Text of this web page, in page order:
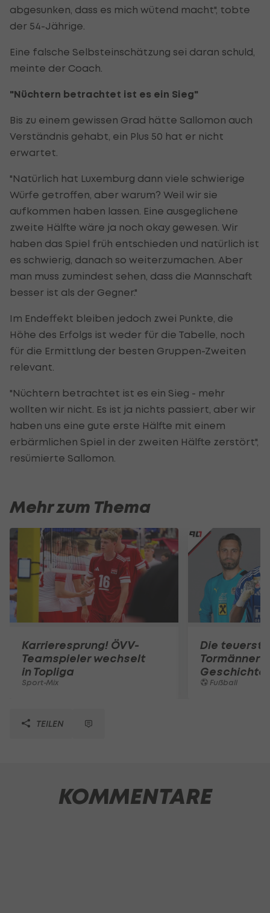
abgesunken, dass es mich wütend macht", tobte
der 54-Jährige.
Eine falsche Selbsteinschätzung sei daran schuld,
meinte der Coach.
"Nüchtern betrachtet ist es ein Sieg"
Bis zu einem gewissen Grad hätte Sallomon auch
Verständnis gehabt, ein Plus 50 hat er nicht
erwartet.
"Natürlich hat Luxemburg dann viele schwierige
Würfe getroffen, aber warum? Weil wir sie
aufkommen haben lassen. Eine ausgeglichene
zweite Hälfte wäre ja noch okay gewesen. Wir
haben das Spiel früh entschieden und natürlich ist
es schwierig, danach so weiterzumachen. Aber
man muss zumindest sehen, dass die Mannschaft
besser ist als der Gegner."
Im Endeffekt bleiben jedoch zwei Punkte, die
Höhe des Erfolgs ist weder für die Tabelle, noch
für die Ermittlung der besten Gruppen-Zweiten
relevant.
"Nüchtern betrachtet ist es ein Sieg - mehr
wollten wir nicht. Es ist ja nichts passiert, aber wir
haben uns eine gute erste Hälfte mit einem
erbärmlichen Spiel in der zweiten Hälfte zerstört",
resümierte Sallomon.
Mehr zum Thema
Karrieresprung! ÖVV-
Teamspieler wechselt
in Topliga
Sport-Mix
Die
Tormänner
Geschichte
Fußball
TEILEN
KOMMENTARE